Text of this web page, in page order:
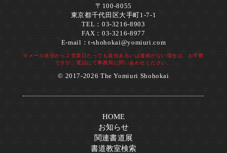
〒100-8055
東京都千代田区大手町1-7-1
TEL：03-3216-8903
FAX：03-3216-8977
E-mail：t-shohokai@yomiuri.com
※メール送信から２営業日たっても返信あるいは連絡がない場合は、お手数
ですが、電話にて事務局に問いあわせください。
© 2017-2026 The Yomiuri Shohokai
HOME
お知らせ
関連書道展
書道教室検索